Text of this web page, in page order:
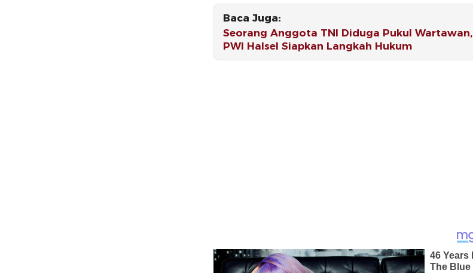
Baca Juga:
Seorang Anggota TNI Diduga Pukul Wartawan,
PWI Halsel Siapkan Langkah Hukum